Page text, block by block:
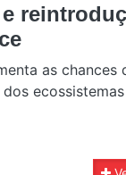
as chances